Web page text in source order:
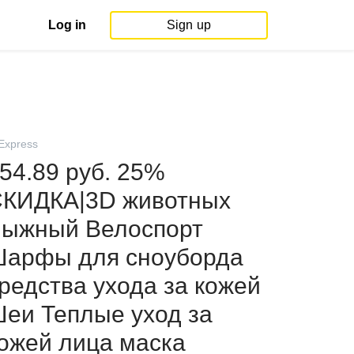
Log in Sign up
руб. 25%
животных
Велоспорт
для сноуборда
ухода за кожей
Теплые уход за
лица маска